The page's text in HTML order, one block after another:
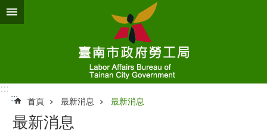
跳到主要內容區塊
:::
:::
首頁 最新消息 最新消息
最新消息